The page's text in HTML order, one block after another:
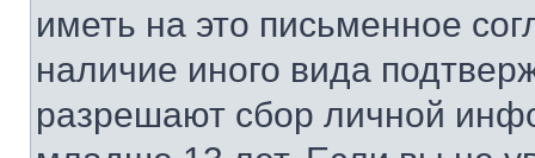
иметь на это письменное
наличие иного вида
разрешают сбор личной